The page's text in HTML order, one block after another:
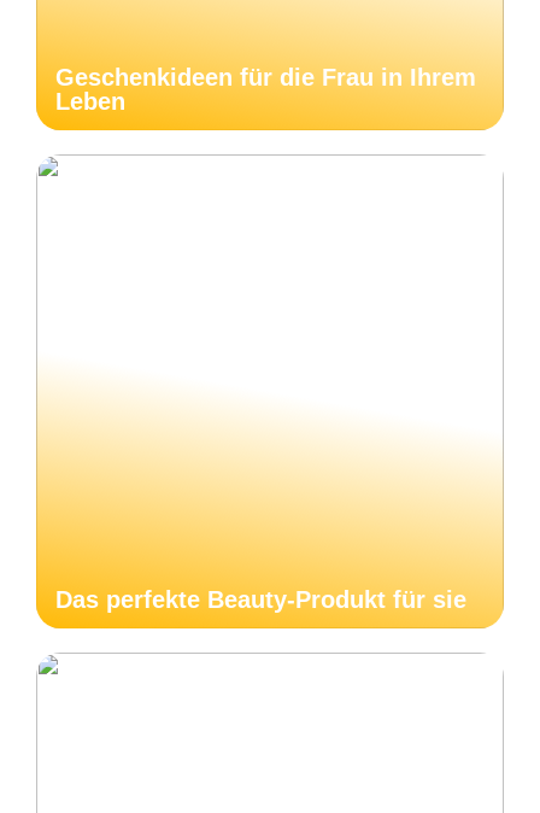
Geschenkideen für die Frau in Ihrem
Leben
Das perfekte Beauty-Produkt für sie